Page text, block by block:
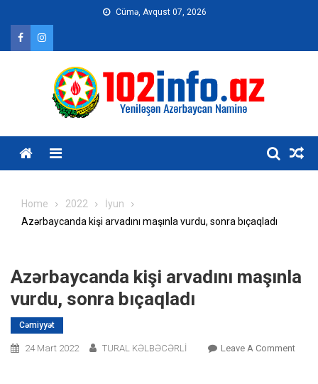
content
Cümə, Avqust 07, 2026
Home 2022
İyun
Azərbaycanda kişi arvadını maşınla vurdu, sonra bıçaqladı
Azərbaycanda kişi arvadını maşınla
vurdu, sonra bıçaqladı
Cəmiyyət
24 Mart 2022 TURAL KƏLBƏCƏRLİ Leave A CommentOn